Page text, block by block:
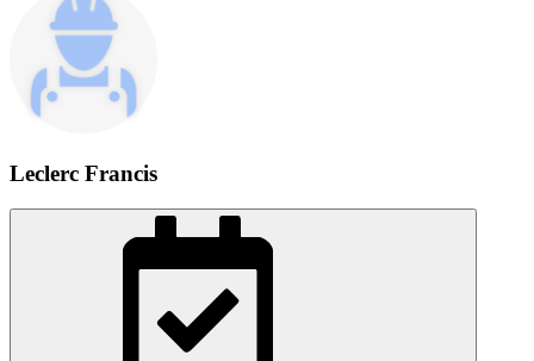
Leclerc Francis